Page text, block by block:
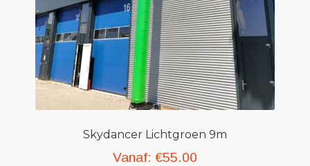
Skydancer Lichtgroen 9m
Vanaf: €55.00